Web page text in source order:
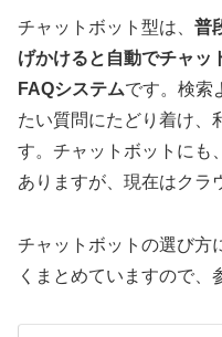
チャットボット型は、 普
げかけると自動でチャッ
FAQシステムです。検索
たい質問にたどり着け、
す。チャットボットにも
ありますが、現在はクラ
チャットボットの選び方
くまとめていますので、